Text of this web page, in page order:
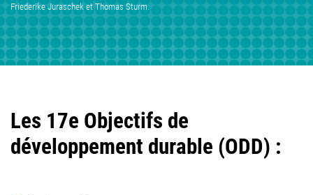
Friederike Juraschek et Thomas Sturm.
Les 17e Objectifs de
développement durable (ODD) :